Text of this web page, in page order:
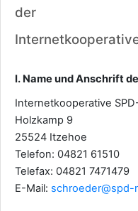
der
I. Name und Anschrift
Internetkooperative
Holzkamp 9
25524 Itzehoe
Telefon: 04821 61510
Telefax: 04821 7471479
E-Mail: